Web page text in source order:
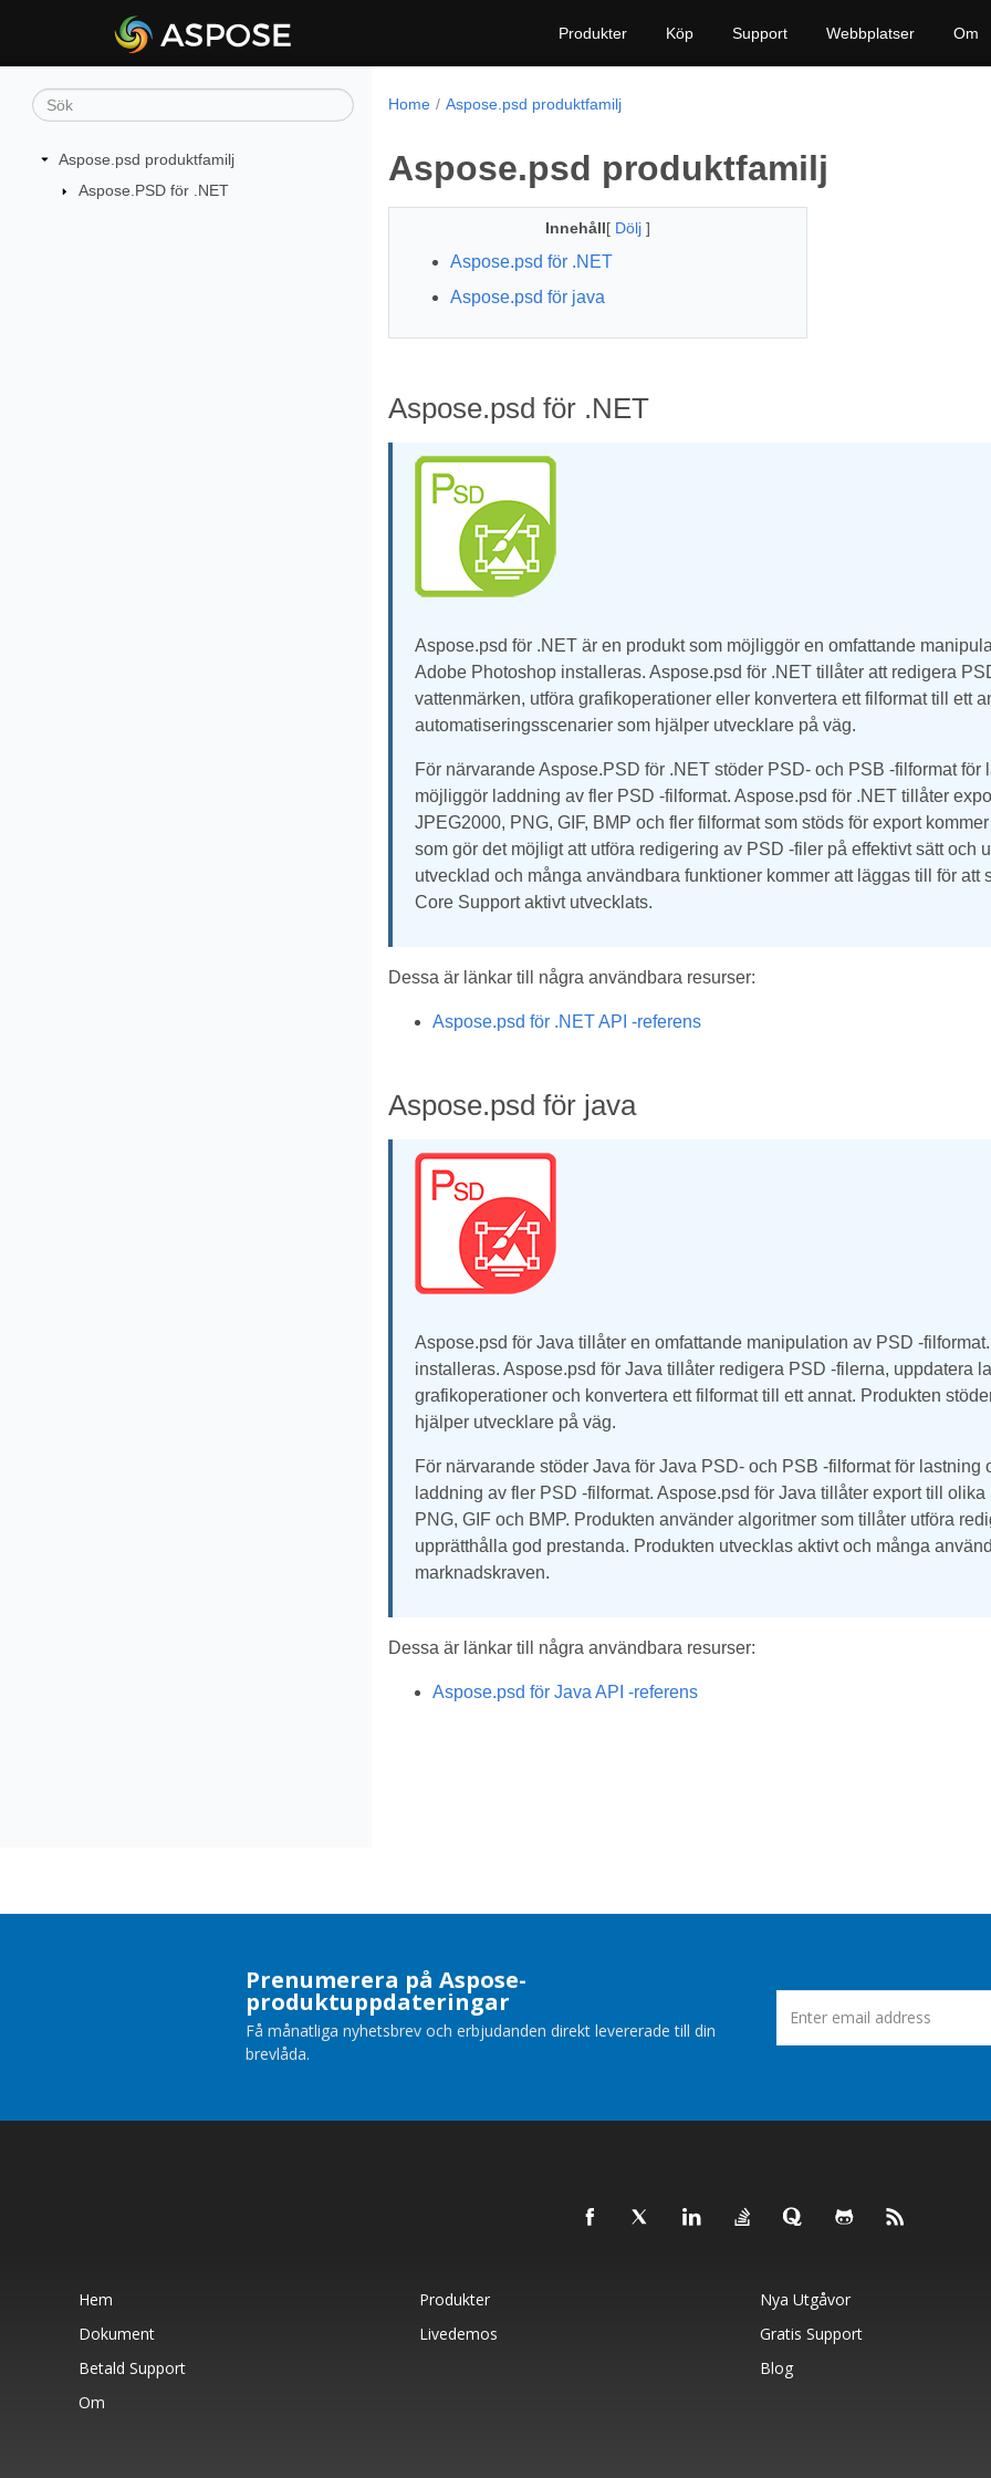
Produkter Köp Support Webbplatser Om
Aspose.psd produktfamilj
Aspose.PSD för .NET
Home Aspose.psd produktfamilj
Aspose.psd produktfamilj
Innehåll[ Dölj]
Aspose.psd för .NET
Aspose.psd för java
Aspose.psd för .NET
Aspose.psd för .NET är en produkt som möjliggör en omfattande
Adobe Photoshop installeras. Aspose.psd för .NET tillåter att redigera
vattenmärken, utföra grafikoperationer eller konvertera ett filformat till ett
automatiseringsscenarier som hjälper utvecklare på väg.
För närvarande Aspose.PSD för .NET stöder PSD- och PSB -filformat
möjliggör laddning av fler PSD -filformat. Aspose.psd för .NET tillåter
JPEG2000, PNG, GIF, BMP och fler filformat som stöds för export
som gör det möjligt att utföra redigering av PSD -filer på effektivt sätt och
utvecklad och många användbara funktioner kommer att läggas till för
Core Support aktivt utvecklats.
Dessa är länkar till några användbara resurser:
Aspose.psd för .NET API -referens
Aspose.psd för java
Aspose.psd för Java tillåter en omfattande manipulation av PSD -
installeras. Aspose.psd för Java tillåter redigera PSD -filerna, uppdatera
grafikoperationer och konvertera ett filformat till ett annat. Produkten
hjälper utvecklare på väg.
För närvarande stöder Java för Java PSD- och PSB -filformat för
laddning av fler PSD -filformat. Aspose.psd för Java tillåter export till
PNG, GIF och BMP. Produkten använder algoritmer som tillåter utföra
upprätthålla god prestanda. Produkten utvecklas aktivt och många
marknadskraven.
Dessa är länkar till några användbara resurser:
Aspose.psd för Java API -referens
Prenumerera på Aspose-
produktuppdateringar
Få månatliga nyhetsbrev och erbjudanden direkt levererade till din
brevlåda.
Hem Produkter Nya Utgåvor
Dokument
Livedemos Gratis Support
Betald Support
Blog
Om